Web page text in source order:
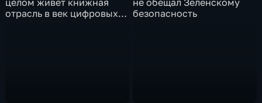
отрасль в век цифровых
безопасность